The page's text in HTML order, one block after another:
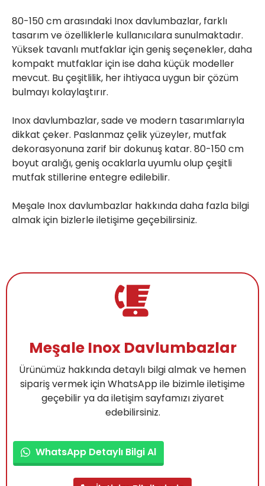
80-150 cm arasındaki Inox davlumbazlar, farklı
tasarım ve özelliklerle kullanıcılara sunulmaktadır.
Yüksek tavanlı mutfaklar için geniş seçenekler, daha
kompakt mutfaklar için ise daha küçük modeller
mevcut. Bu çeşitlilik, her ihtiyaca uygun bir çözüm
bulmayı kolaylaştırır.
Inox davlumbazlar, sade ve modern tasarımlarıyla
dikkat çeker. Paslanmaz çelik yüzeyler, mutfak
dekorasyonuna zarif bir dokunuş katar. 80-150 cm
boyut aralığı, geniş ocaklarla uyumlu olup çeşitli
mutfak stillerine entegre edilebilir.
Meşale Inox davlumbazlar hakkında daha fazla bilgi
almak için bizlerle iletişime geçebilirsiniz.
Meşale Inox Davlumbazlar
Ürünümüz hakkında detaylı bilgi almak ve hemen
sipariş vermek için WhatsApp ile bizimle iletişime
geçebilir ya da iletişim sayfamızı ziyaret
edebilirsiniz.
WhatsApp Detaylı Bilgi Al